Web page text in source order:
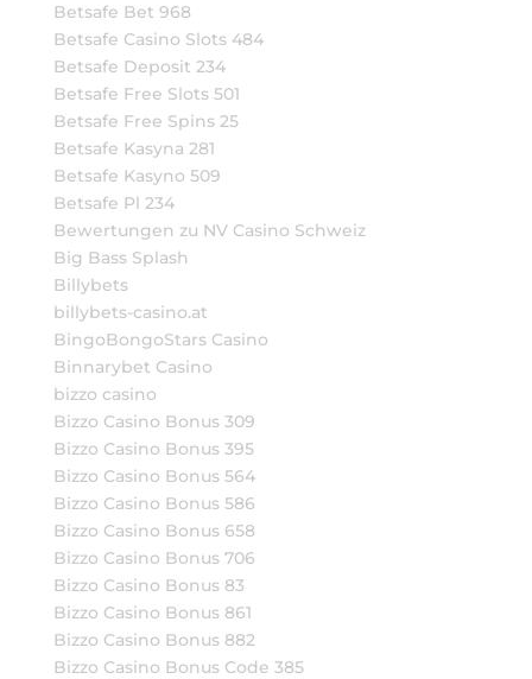
Betsafe Bet 968
Betsafe Casino Slots 484
Betsafe Deposit 234
Betsafe Free Slots 501
Betsafe Free Spins 25
Betsafe Kasyna 281
Betsafe Kasyno 509
Betsafe Pl 234
Bewertungen zu NV Casino Schweiz
Big Bass Splash
Billybets
billybets-casino.at
BingoBongoStars Casino
Binnarybet Casino
bizzo casino
Bizzo Casino Bonus 309
Bizzo Casino Bonus 395
Bizzo Casino Bonus 564
Bizzo Casino Bonus 586
Bizzo Casino Bonus 658
Bizzo Casino Bonus 706
Bizzo Casino Bonus 83
Bizzo Casino Bonus 861
Bizzo Casino Bonus 882
Bizzo Casino Bonus Code 385